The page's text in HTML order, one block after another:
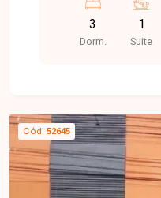
principais avenidas,
hospitais,
restaurantes e diversos
armários e cooktop,
garagem. O imóvel
bem distribuídos e
conforto e praticidade
3
Dorm.
1
Suite
Cód. 52645